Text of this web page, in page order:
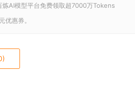
炼AI模型平台免费领取超7000万Tokens
优惠券。